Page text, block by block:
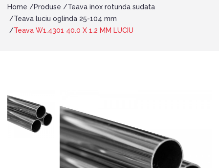
Home Produse
Teava inox rotunda sudata
Teava luciu oglinda 25-104 mm
Teava W1.4301 40.0 X 1.2 MM LUCIU